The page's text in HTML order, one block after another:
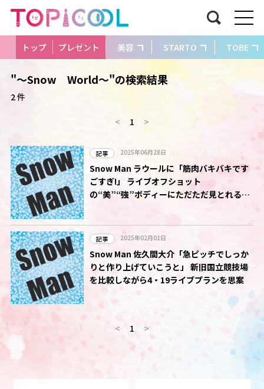
トップ プレゼント 美容 STARTO TOBE
"～Snow World～"の検索結果
2 件
< 1 >
記事 2025年06月28日
Snow Man ラウールに「筋肉バキバキです
ごすぎ!」 ライブオフショット
の“美”“強”ボディーにただただ見とれるフ
記事 2025年02月01日
Snow Man 佐久間大介「急ピッチでしっか
りと作り上げていこうと」 新旧国立競技場
を比較しながら4・19ライブプランを思案
< 1 >